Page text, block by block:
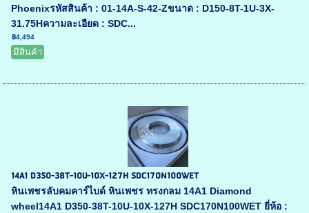
Phoenixรหัสสินค้า : 01-14A-S-42-Zขนาด : D150-8T-1U-3X-
31.75Hความละเอียด : SDC...
฿4,494
มีสินค้า
14A1 D350-38T-10U-10X-127H SDC170N100WET
หินเพชรลับคมคาร์ไบด์ หินเพชร ทรงกลม 14A1 Diamond
wheel14A1 D350-38T-10U-10X-127H SDC170N100WET ยี่ห้อ :